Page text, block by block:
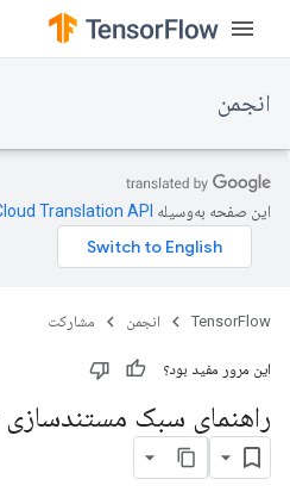
انجمن
این صفحه به‌وسیله
TensorFlow انجمن مشارکت
این مرور مفید بود؟
راهنمای سبک مستندسازی Tensor